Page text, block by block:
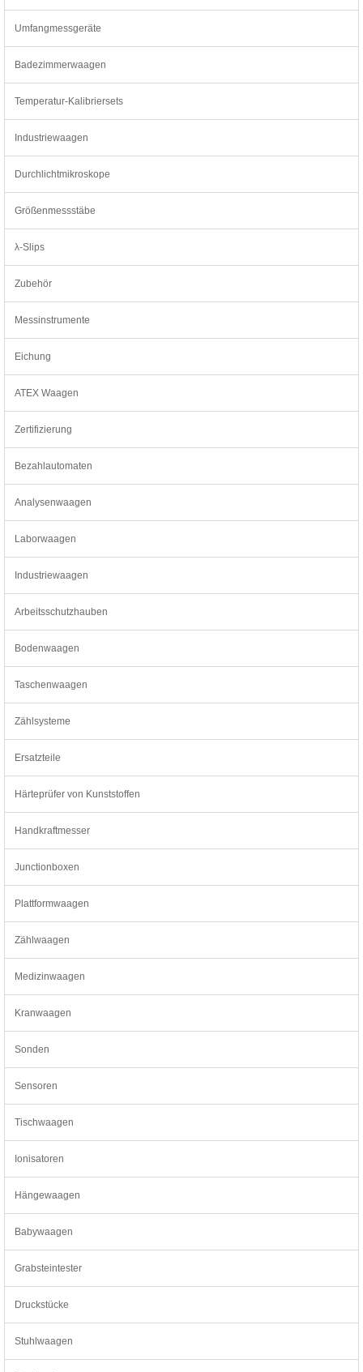
Umfangmessgeräte
Badezimmerwaagen
Temperatur-Kalibriersets
Industriewaagen
Durchlichtmikroskope
Größenmessstäbe
λ-Slips
Zubehör
Messinstrumente
Eichung
ATEX Waagen
Zertifizierung
Bezahlautomaten
Analysenwaagen
Laborwaagen
Industriewaagen
Arbeitsschutzhauben
Bodenwaagen
Taschenwaagen
Zählsysteme
Ersatzteile
Härteprüfer von Kunststoffen
Handkraftmesser
Junctionboxen
Plattformwaagen
Zählwaagen
Medizinwaagen
Kranwaagen
Sonden
Sensoren
Tischwaagen
Ionisatoren
Hängewaagen
Babywaagen
Grabsteintester
Druckstücke
Stuhlwaagen